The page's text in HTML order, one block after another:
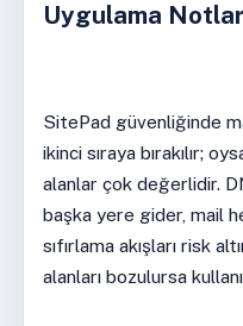
Uygulama
SitePad güvenliğinde
ikinci sıraya bırakılır;
alanlar çok değerlidir.
başka yere gider, mail
sıfırlama akışları risk
alanları bozulursa